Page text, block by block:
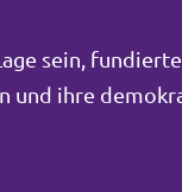
sein,
und ihre